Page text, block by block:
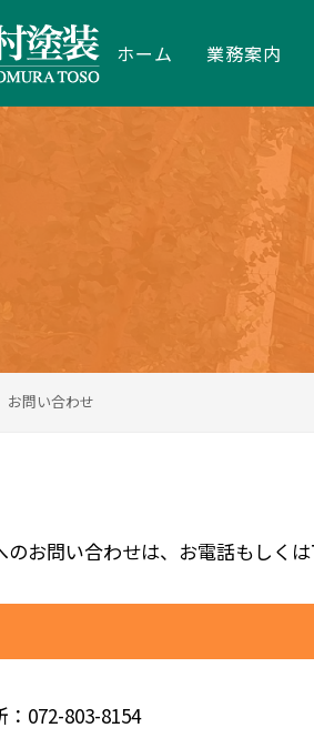
ホーム 業務案内
お問い合わせ
のお問い合わせは、お電話もしく
072-803-8154